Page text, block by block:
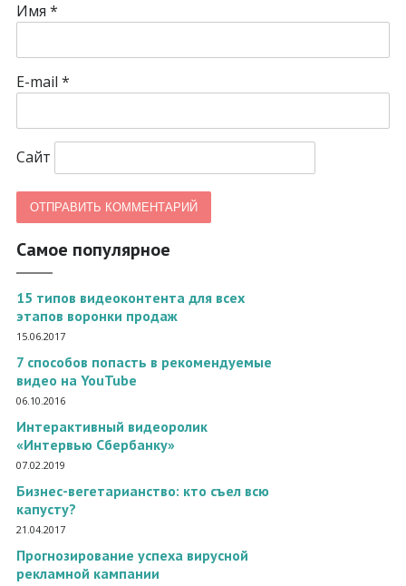
Имя *
E-mail *
Сайт
Самое популярное
15 типов видеоконтента для всех
этапов воронки продаж
15.06.2017
7 способов попасть в рекомендуемые
видео на YouTube
06.10.2016
Интерактивный видеоролик
«Интервью Сбербанку»
07.02.2019
Бизнес-вегетарианство: кто съел всю
капусту?
21.04.2017
Прогнозирование успеха вирусной
рекламной кампании